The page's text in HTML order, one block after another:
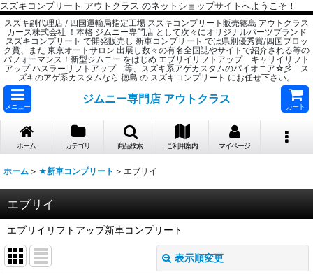
スズキコンプリート アウトクラス のネットショップサイトへようこそ！
スズキ副代理店 / 四国運輸局指定工場 スズキコンプリート販売徳島 アウトクラス
カーズ株式会社 ！本格 ジムニー専門店 として次々にオリジナルパーツブランド
スズキコンプリート で開発販売し 新車コンプリート では県別優秀賞/四国ブロッ
ク賞、また 東京オートサロン 出展し数々の有名全国誌やサイトで紹介される等の
パフォーマンス！新型ジムニー をはじめ エブリイリフトアップ キャリイリフト
アップ ハスラーリフトアップ 等、スズキ系アゲカスタムのパイオニア☆彡 ス
ズキのアゲ系カスタムなら 徳島 の スズキコンプリート にお任せ下さい。
メニュー
ジムニー専門店 アウトクラス
カート
ホーム カテゴリ 商品検索 ご利用案内 マイページ
ホーム > ★新車コンプリート > エブリイ
エブリイ
エブリイリフトアップ新車コンプリート
表示順変更